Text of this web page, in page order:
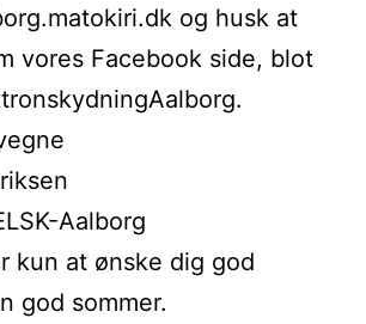
og husk at
vores Facebook side, blot
Aalborg
kun at ønske dig god
god sommer.